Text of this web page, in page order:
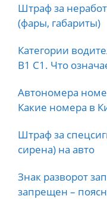
Штраф за
(фары, габариты)
Категории
B1 C1. Что
Автономера
Какие номера в
Штраф за
сирена) на авто
Знак разворот
запрещен –